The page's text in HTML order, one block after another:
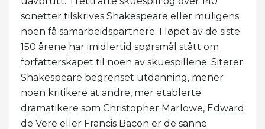
sonetter tilskrives Shakespeare eller muligens
noen få samarbeidspartnere. I løpet av de siste
150 årene har imidlertid spørsmål stått om
forfatterskapet til noen av skuespillene. Siterer
Shakespeare begrenset utdanning, mener
noen kritikere at andre, mer etablerte
dramatikere som Christopher Marlowe, Edward
de Vere eller Francis Bacon er de sanne